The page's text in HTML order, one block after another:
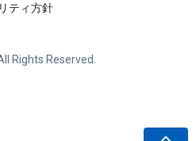
ティ方針
Rights Reserved.